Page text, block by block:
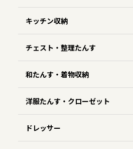
キッチン収納
チェスト・整理たんす
和たんす・着物収納
洋服たんす・クローゼット
ドレッサー